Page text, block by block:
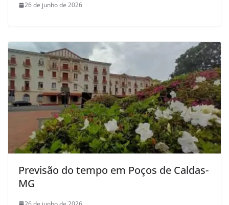
26 de junho de 2026
Previsão do tempo em Poços de Caldas-
MG